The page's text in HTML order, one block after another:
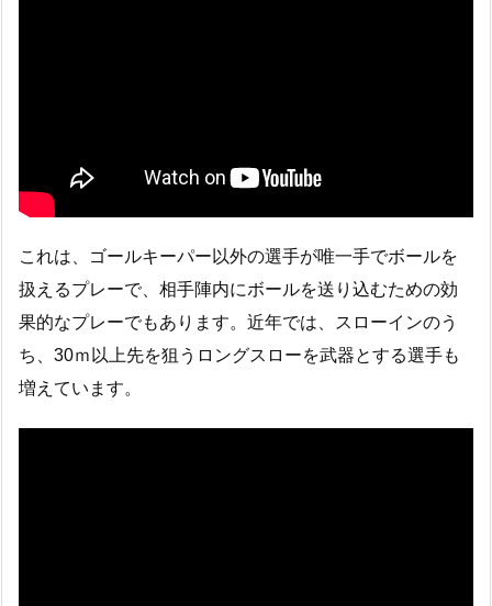
これは、ゴールキーパー以外の選手が唯一手でボールを
扱えるプレーで、相手陣内にボールを送り込むための効
果的なプレーでもあります。近年では、スローインのう
ち、30ｍ以上先を狙うロングスローを武器とする選手も
増えています。